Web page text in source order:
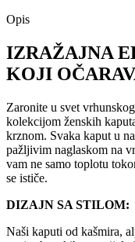
Opis
IZRAŽAJNA
KOJI
Zaronite u svet
kolekcijom ženskih
krznom. Svaka kaput u
pažljivim naglaskom na
vam ne samo toplotu
se ističe.
DIZAJN SA STILOM:
Naši kaputi od kašmira,